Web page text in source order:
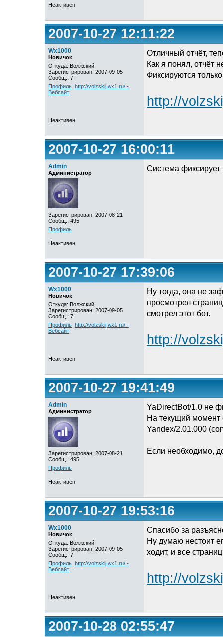
Неактивен
2007-10-27 12:11:22
Wx1000
Новичок
Откуда: Волжский
Зарегистрирован: 2007-09-05
Сообщ.: 7
Профиль http://volzskij.wx1.ru/ -
Вебсайт
Отличный отчёт,
Как я понял, отчёт
Фиксируются
http://
Неактивен
2007-10-27 16:00:11
Admin
Администратор
Зарегистрирован: 2007-08-21
Сообщ.: 495
Профиль
Система фиксирует
Неактивен
2007-10-27 17:39:06
Wx1000
Новичок
Откуда: Волжский
Зарегистрирован: 2007-09-05
Сообщ.: 7
Профиль http://volzskij.wx1.ru/ -
Вебсайт
Ну тогда, она не
просмотрел
смотрел этот бот.
http://
Неактивен
2007-10-27 19:41:49
Admin
Администратор
Зарегистрирован: 2007-08-21
Сообщ.: 495
Профиль
YaDirectBot/1.0 не
На текущий момент
Yandex/2.01.000
Если необходимо,
Неактивен
2007-10-27 19:53:16
Wx1000
Новичок
Откуда: Волжский
Зарегистрирован: 2007-09-05
Сообщ.: 7
Профиль http://volzskij.wx1.ru/ -
Вебсайт
Спасибо за
Ну думаю нестоит
ходит, и все
http://
Неактивен
2007-10-28 02:55:47